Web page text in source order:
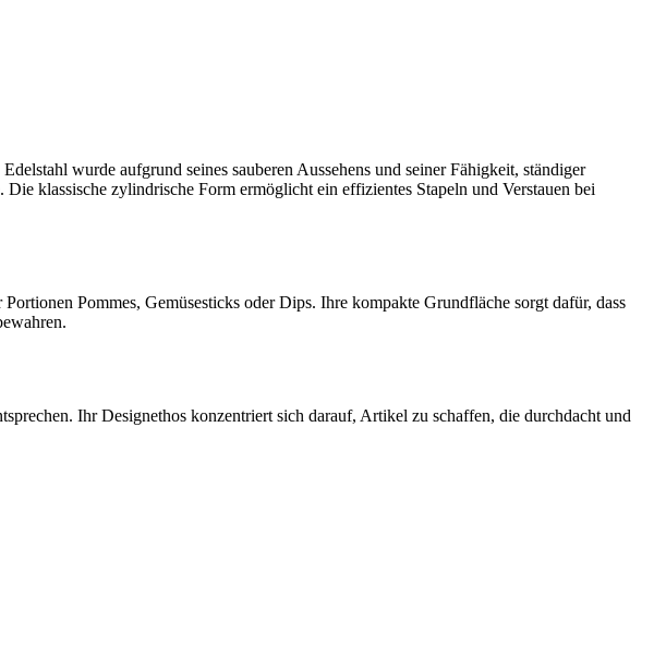
wurde aufgrund seines sauberen Aussehens und seiner Fähigkeit, ständiger
klassische zylindrische Form ermöglicht ein effizientes Stapeln und Verstauen bei
Pommes, Gemüsesticks oder Dips. Ihre kompakte Grundfläche sorgt dafür, dass
Ihr Designethos konzentriert sich darauf, Artikel zu schaffen, die durchdacht und